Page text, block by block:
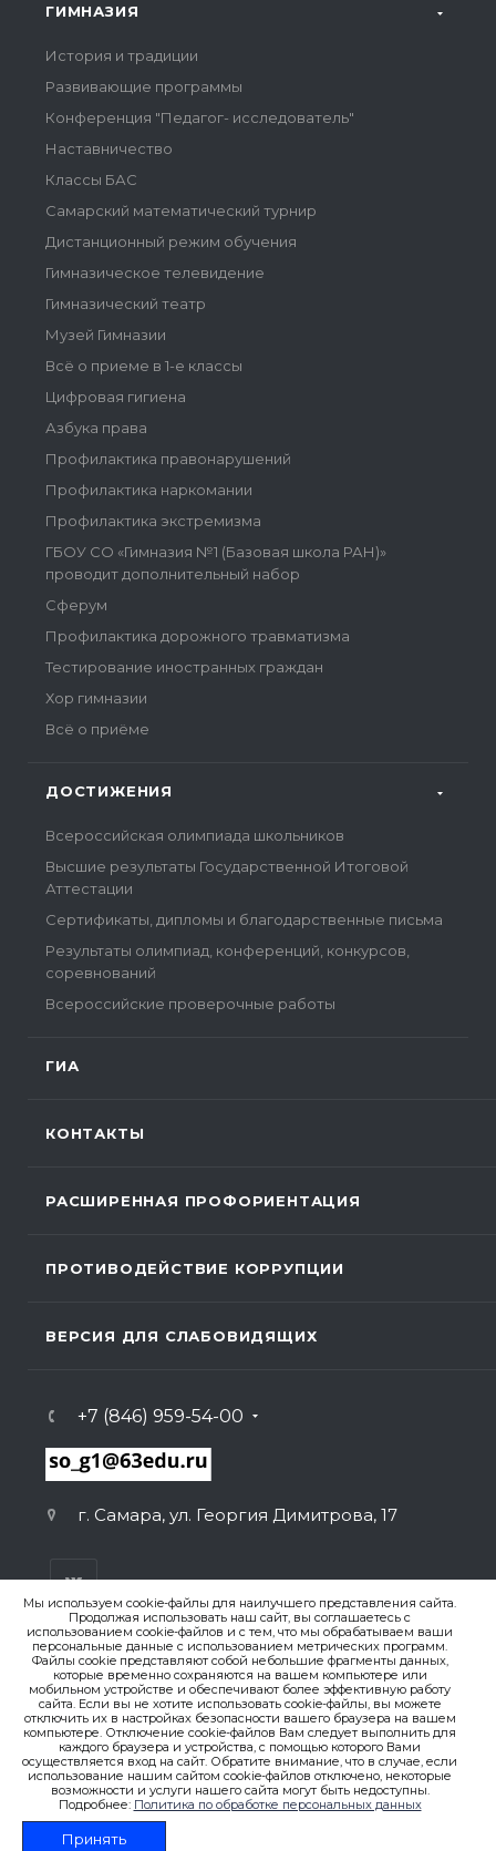
Мы используем cookie-файлы для наилучшего представления сайта.
Продолжая использовать наш сайт, вы соглашаетесь с
использованием cookie-файлов и с тем, что мы обрабатываем ваши
персональные данные с использованием метрических программ.
Файлы cookie представляют собой небольшие фрагменты данных,
которые временно сохраняются на вашем компьютере или
мобильном устройстве и обеспечивают более эффективную работу
сайта. Если вы не хотите использовать cookie-файлы, вы можете
отключить их в настройках безопасности вашего браузера на вашем
компьютере. Отключение cookie-файлов Вам следует выполнить для
каждого браузера и устройства, с помощью которого Вами
осуществляется вход на сайт. Обратите внимание, что в случае, если
использование нашим сайтом cookie-файлов отключено, некоторые
возможности и услуги нашего сайта могут быть недоступны.
Подробнее: Политика по обработке персональных данных
Принять
ГИМНАЗИЯ
История и традиции
Развивающие программы
Конференция "Педагог- исследователь"
Наставничество
Классы БАС
Самарский математический турнир
Дистанционный режим обучения
Гимназическое телевидение
Гимназический театр
Музей Гимназии
Всё о приеме в 1-е классы
Цифровая гигиена
Азбука права
Профилактика правонарушений
Профилактика наркомании
Профилактика экстремизма
ГБОУ СО «Гимназия №1 (Базовая школа РАН)»
проводит дополнительный набор
Сферум
Профилактика дорожного травматизма
Тестирование иностранных граждан
Хор гимназии
Всё о приёме
ДОСТИЖЕНИЯ
Всероссийская олимпиада школьников
Высшие результаты Государственной Итоговой
Аттестации
Сертификаты, дипломы и благодарственные письма
Результаты олимпиад, конференций, конкурсов,
соревнований
Всероссийские проверочные работы
ГИА
КОНТАКТЫ
РАСШИРЕННАЯ ПРОФОРИЕНТАЦИЯ
ПРОТИВОДЕЙСТВИЕ КОРРУПЦИИ
ВЕРСИЯ ДЛЯ СЛАБОВИДЯЩИХ
+7 (846) 959-54-00
г. Самара, ул. Георгия Димитрова, 17
ВЕРСИЯ ДЛЯ ПЕЧАТИ
ПОЛИТИКА КОНФИДЕНЦИАЛЬНОСТИ
© 2007-2026. , ГБОУ СО «Гимназия № 1 (Базовая школа
РАН)»
Создание сайта